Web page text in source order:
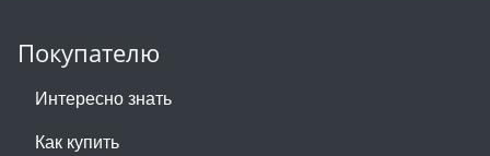
Покупателю
Интересно знать
Как купить